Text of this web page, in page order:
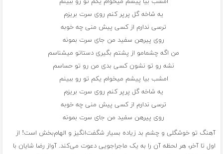
یه شاخه گل پرپر کنم روی سرت بریزم
ترسی ندارم از کسی پیش منی چه خوبه
روی پیرهن سفید من جای سرت بمونه
من اگه چشمامو از پشتم بگیری دستاتو میشناسم
نشه رو تو نشون کسی بدی من رو تو حساسم
امشب بیا پیشم میخوام یکم تو رو ببینم
یه شاخه گل پرپر کنم روی سرت بریزم
ترسی ندارم از کسی پیش منی چه خوبه
روی پیرهن سفید من جای سرت بمونه
آهنگ تو خوشگلی و چشم بد زیاده بسیار شگفت‌انگیز و الهام‌بخش است! از
اول تا آخر، هر لحظه آن را به یک ماجراجویی دعوت می‌کند. آواز رضا شایان با